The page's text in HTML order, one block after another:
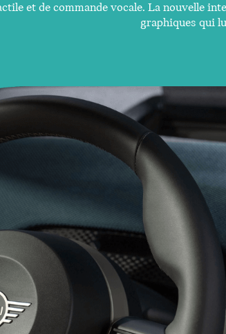
et de commande vocale. La nouvelle
graphiques qui